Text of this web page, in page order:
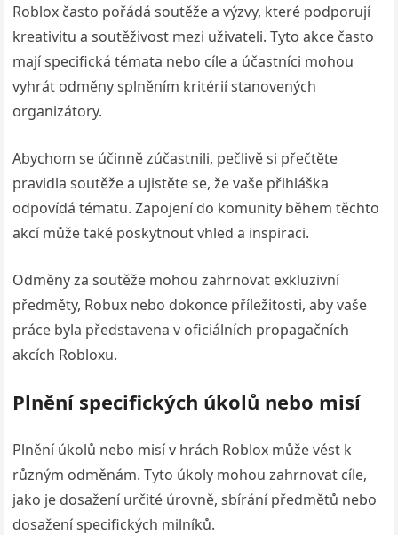
Roblox často pořádá soutěže a výzvy, které podporují
kreativitu a soutěživost mezi uživateli. Tyto akce často
mají specifická témata nebo cíle a účastníci mohou
vyhrát odměny splněním kritérií stanovených
organizátory.
Abychom se účinně zúčastnili, pečlivě si přečtěte
pravidla soutěže a ujistěte se, že vaše přihláška
odpovídá tématu. Zapojení do komunity během těchto
akcí může také poskytnout vhled a inspiraci.
Odměny za soutěže mohou zahrnovat exkluzivní
předměty, Robux nebo dokonce příležitosti, aby vaše
práce byla představena v oficiálních propagačních
akcích Robloxu.
Plnění specifických úkolů nebo misí
Plnění úkolů nebo misí v hrách Roblox může vést k
různým odměnám. Tyto úkoly mohou zahrnovat cíle,
jako je dosažení určité úrovně, sbírání předmětů nebo
dosažení specifických milníků.